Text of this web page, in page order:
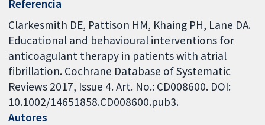
Referencia
Clarkesmith DE, Pattison HM, Khaing PH, Lane DA.
Educational and behavioural interventions for
anticoagulant therapy in patients with atrial
fibrillation. Cochrane Database of Systematic
Reviews 2017, Issue 4. Art. No.: CD008600. DOI:
10.1002/14651858.CD008600.pub3.
Autores